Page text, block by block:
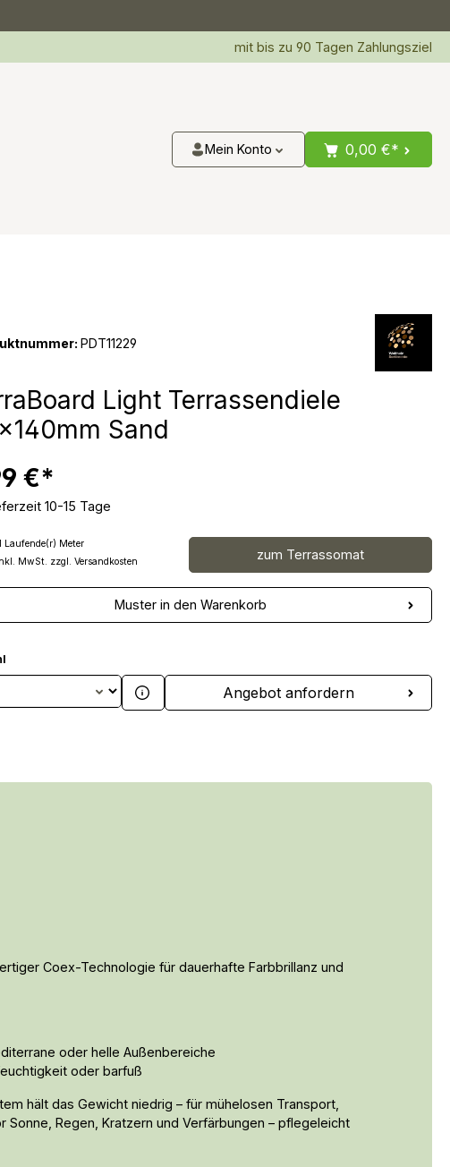
mit bis zu 90 Tagen Zahlungsziel
Mein Konto 0,00 €*
PDT11229
Light Terrassendiele
Sand
€*
10-15 Tage
Laufende(r) Meter
MwSt. zzgl. Versandkosten
zum Terrassomat
Muster in den Warenkorb
Anzahl: Gib den gewünschten Wert
Angebot anfordern
Coex-Technologie für dauerhafte Farbbrillanz und
oder helle Außenbereiche
oder barfuß
hält das Gewicht niedrig – für mühelosen Transport,
Regen, Kratzern und Verfärbungen – pflegeleicht